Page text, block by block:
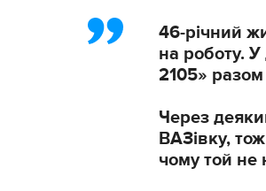
46-річний
на роботу.
2105»
Через
ВАЗівку,
чому той не